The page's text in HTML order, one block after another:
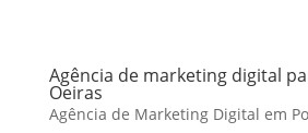
Agência de marketing digital
Oeiras
Agência de Marketing Digital em